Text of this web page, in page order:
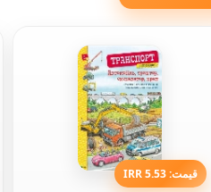
قیمت: 5.53 IRR